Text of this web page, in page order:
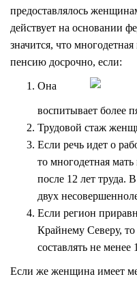
предоставлялось
действует на основании
значится, что
пенсию досрочно, если:
Она
воспитывает более
Трудовой стаж
Если речь идет о
то многодетная
после 12 лет труда.
двух
Если регион
Крайнему Северу,
составлять не менее
Если же женщина имеет